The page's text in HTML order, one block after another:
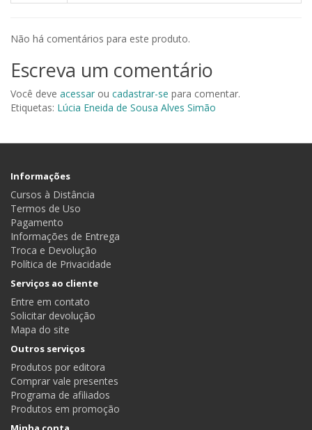
Não há comentários para este produto.
Escreva um comentário
Você deve acessar ou cadastrar-se para comentar.
Etiquetas: Lúcia Eneida de Sousa Alves Simão
Informações
Cursos à Distância
Termos de Uso
Pagamento
Informações de Entrega
Troca e Devolução
Política de Privacidade
Serviços ao cliente
Entre em contato
Solicitar devolução
Mapa do site
Outros serviços
Produtos por editora
Comprar vale presentes
Programa de afiliados
Produtos em promoção